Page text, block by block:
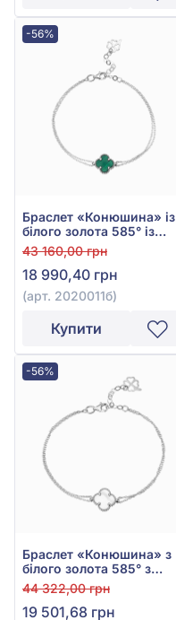
-56%
Браслет «Конюшина» із
білого золота 585° із
Зеленим Малахітом, арт.
2020011б
43 160,00 грн
18 990,40 грн
(арт. 2020011б)
Купити
-56%
Браслет «Конюшина» з
білого золота 585° з
перламутром, арт.
2020010б
44 322,00 грн
19 501,68 грн